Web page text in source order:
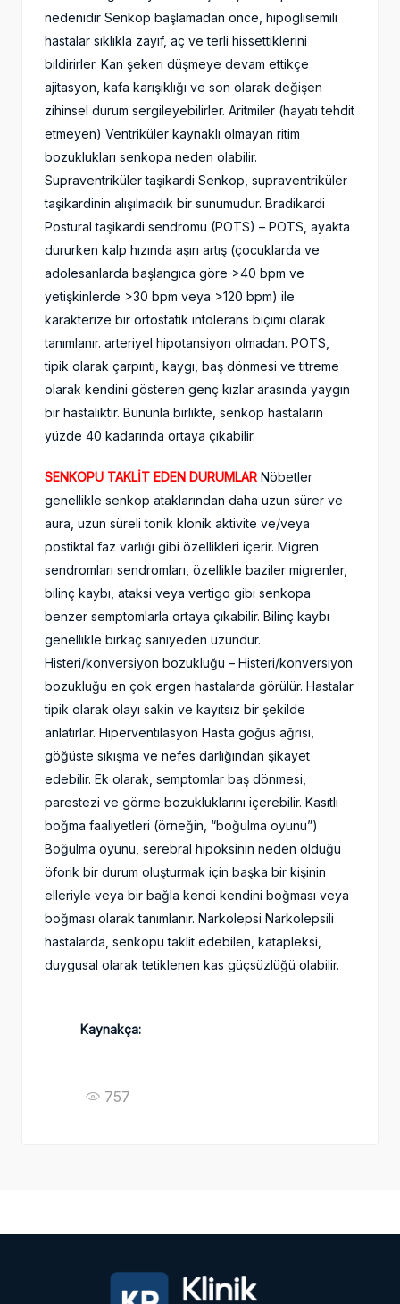
nedenidir Senkop başlamadan önce, hipoglisemili
hastalar sıklıkla zayıf, aç ve terli hissettiklerini
bildirirler. Kan şekeri düşmeye devam ettikçe
ajitasyon, kafa karışıklığı ve son olarak değişen
zihinsel durum sergileyebilirler. Aritmiler (hayatı tehdit
etmeyen) Ventriküler kaynaklı olmayan ritim
bozuklukları senkopa neden olabilir.
Supraventriküler taşikardi Senkop, supraventriküler
taşikardinin alışılmadık bir sunumudur. Bradikardi
Postural taşikardi sendromu (POTS) – POTS, ayakta
dururken kalp hızında aşırı artış (çocuklarda ve
adolesanlarda başlangıca göre >40 bpm ve
yetişkinlerde >30 bpm veya >120 bpm) ile
karakterize bir ortostatik intolerans biçimi olarak
tanımlanır. arteriyel hipotansiyon olmadan. POTS,
tipik olarak çarpıntı, kaygı, baş dönmesi ve titreme
olarak kendini gösteren genç kızlar arasında yaygın
bir hastalıktır. Bununla birlikte, senkop hastaların
yüzde 40 kadarında ortaya çıkabilir.
SENKOPU TAKLİT EDEN DURUMLAR Nöbetler
genellikle senkop ataklarından daha uzun sürer ve
aura, uzun süreli tonik klonik aktivite ve/veya
postiktal faz varlığı gibi özellikleri içerir. Migren
sendromları sendromları, özellikle baziler migrenler,
bilinç kaybı, ataksi veya vertigo gibi senkopa
benzer semptomlarla ortaya çıkabilir. Bilinç kaybı
genellikle birkaç saniyeden uzundur.
Histeri/konversiyon bozukluğu – Histeri/konversiyon
bozukluğu en çok ergen hastalarda görülür. Hastalar
tipik olarak olayı sakin ve kayıtsız bir şekilde
anlatırlar. Hiperventilasyon Hasta göğüs ağrısı,
göğüste sıkışma ve nefes darlığından şikayet
edebilir. Ek olarak, semptomlar baş dönmesi,
parestezi ve görme bozukluklarını içerebilir. Kasıtlı
boğma faaliyetleri (örneğin, “boğulma oyunu”)
Boğulma oyunu, serebral hipoksinin neden olduğu
öforik bir durum oluşturmak için başka bir kişinin
elleriyle veya bir bağla kendi kendini boğması veya
boğması olarak tanımlanır. Narkolepsi Narkolepsili
hastalarda, senkopu taklit edebilen, katapleksi,
duygusal olarak tetiklenen kas güçsüzlüğü olabilir.
Kaynakça:
757